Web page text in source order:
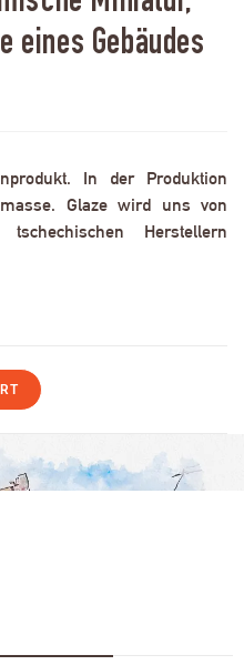
eines Gebäudes
In der Produktion
Glaze wird uns von
Herstellern